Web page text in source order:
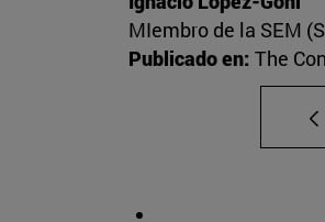
MIembro de la SEM
Publicado en: The